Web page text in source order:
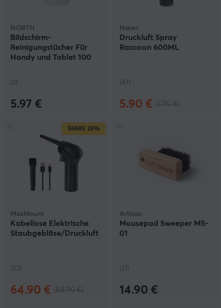
NORTH
Bildschirm-
Reinigungstücher Für
Handy und Tablet 100
(2)
5.97 €
Natec
Druckluft Spray
Raccoon 600ML
(47)
5.90 €
SPARE 24%
MaxMount
Kabellose Elektrische
Staubgebläse/Druckluft
(52)
64.90 €
Artisan
Mousepad Sweeper MS-
01
(21)
14.90 €